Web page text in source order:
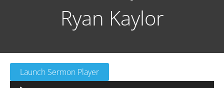
Ryan Kaylor
Launch Sermon Player